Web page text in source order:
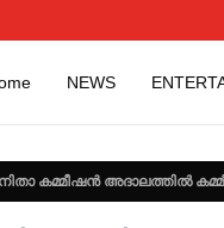
NEWS
കമ്മീഷൻ അദാലത്തിൽ